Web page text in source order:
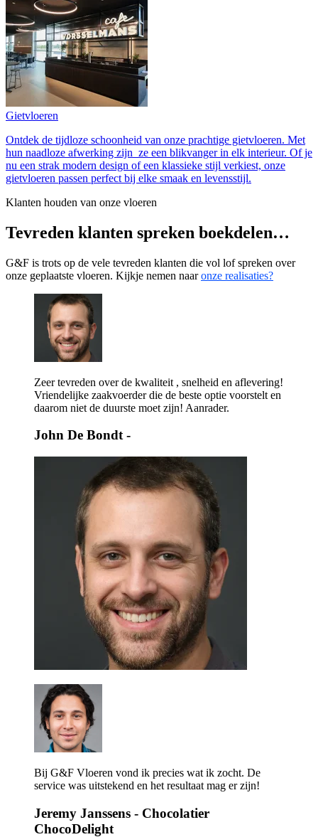
Gietvloeren
Ontdek de tijdloze schoonheid van onze prachtige gietvloeren. Met
hun naadloze afwerking zijn ze een blikvanger in elk interieur. Of je
nu een strak modern design of een klassieke stijl verkiest, onze
gietvloeren passen perfect bij elke smaak en levensstijl.
Klanten houden van onze vloeren
Tevreden klanten spreken boekdelen…
G&F is trots op de vele tevreden klanten die vol lof spreken over
onze geplaatste vloeren. Kijkje nemen naaronze realisaties?
Zeer tevreden over de kwaliteit , snelheid en aflevering!
Vriendelijke zaakvoerder die de beste optie voorstelt en
daarom niet de duurste moet zijn! Aanrader.
John De Bondt-
Bij G&F Vloeren vond ik precies wat ik zocht. De
service was uitstekend en het resultaat mag er zijn!
Jeremy Janssens - Chocolatier
ChocoDelight